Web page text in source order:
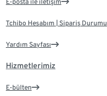
E-posta ile iletişim
Tchibo Hesabım | Sipariş Durumu
Yardım Sayfası
Hizmetlerimiz
E-bülten